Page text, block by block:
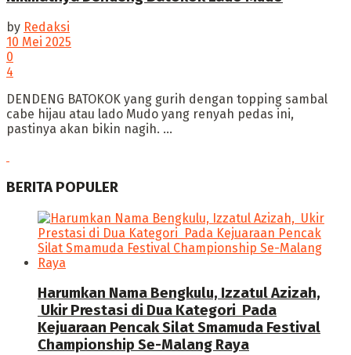
by Redaksi
10 Mei 2025
0
4
DENDENG BATOKOK yang gurih dengan topping sambal
cabe hijau atau lado Mudo yang renyah pedas ini,
pastinya akan bikin nagih. ...
BERITA POPULER
Harumkan Nama Bengkulu, Izzatul Azizah,
Ukir Prestasi di Dua Kategori Pada
Kejuaraan Pencak Silat Smamuda Festival
Championship Se-Malang Raya